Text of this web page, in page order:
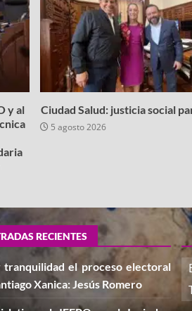
y al
Ciudad Salud: justicia social
5 agosto 2026
RECIENTES
tranquilidad el proceso electoral
Xanica: Jesús Romero